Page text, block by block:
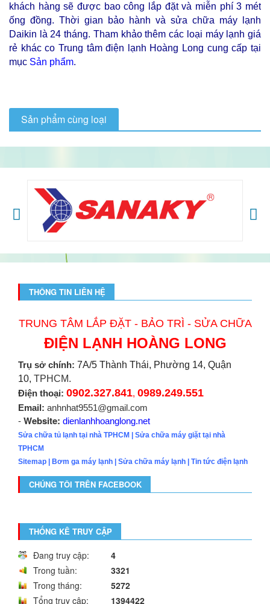
khách hàng sẽ được bao công lắp đặt và miễn phí 3 mét
ống đồng. Thời gian bảo hành và sửa chữa máy lạnh
Daikin là 24 tháng. Tham khảo thêm các loại máy lạnh giá
rẻ khác co Trung tâm điện lạnh Hoàng Long cung cấp tại
mục Sản phẩm.
Sản phẩm cùng loại
THÔNG TIN LIÊN HỆ
TRUNG TÂM LẮP ĐẶT - BẢO TRÌ - SỬA CHỮA
ĐIỆN LẠNH HOÀNG LONG
Trụ sở chính: 7A/5 Thành Thái, Phường 14, Quận
10, TPHCM.
Điện thoại: 0902.327.841, 0989.249.551
Email: anhnhat9551@gmail.com
- Website: dienlanhhoanglong.net
Sửa chữa tủ lạnh tại nhà TPHCM | Sửa chữa máy giặt tại nhà
TPHCM
Sitemap | Bơm ga máy lạnh | Sửa chữa máy lạnh | Tin tức điện lạnh
CHÚNG TÔI TRÊN FACEBOOK
THỐNG KÊ TRUY CẬP
Đang truy cập:
4
Trong tuần:
3321
Trong tháng:
5272
Tổng truy cập:
1394422